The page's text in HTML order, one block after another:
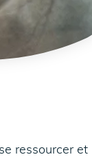
ressourcer et